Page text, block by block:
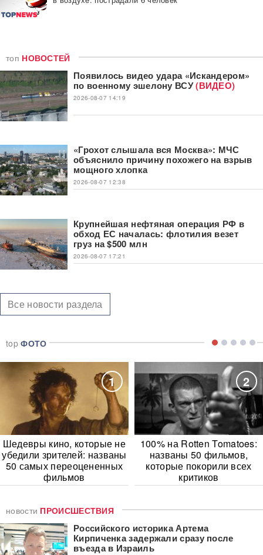
топ НОВОСТЕЙ
Появилось видео удара «Искандером»
по военному эшелону ВСУ(ВИДЕО)
2026-08-07 14:19
«Грохот слышала вся Москва»: МЧС
объяснило причину похожего на взрыв
мощного хлопка
2026-08-07 12:38
Крупнейшая нефтяная операция РФ в
обход ЕС началась: флотилия везет
груз на $500 млн
2026-08-07 17:21
Все новости раздела
topФОТО
1
Шедевры кино, которые не
убедили зрителей: названы
50 самых переоцененных
фильмов
2
100% на Rotten Tomatoes:
названы 50 фильмов,
которые покорили всех
критиков
новости ПРОИСШЕСТВИЯ
Российского историка Артема
Кирпиченка задержали сразу после
въезда в Израиль